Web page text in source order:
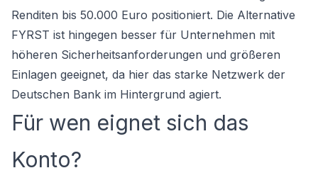
Renditen bis 50.000 Euro positioniert. Die Alternative
FYRST ist hingegen besser für Unternehmen mit
höheren Sicherheitsanforderungen und größeren
Einlagen geeignet, da hier das starke Netzwerk der
Deutschen Bank im Hintergrund agiert.
Für wen eignet sich das
Konto?